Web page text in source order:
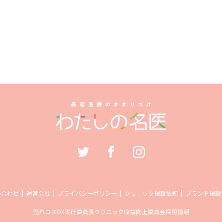
わせ 運営会社 プライバシーポリシー クリニック掲載依頼 ブランド掲
売れコスDX実行委員長クリニック収益向上委員会採用情報